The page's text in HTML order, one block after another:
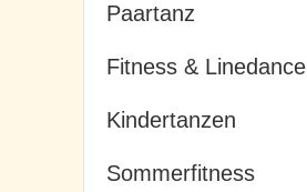
Paartanz
Fitness & Linedance
Kindertanzen
Sommerfitness